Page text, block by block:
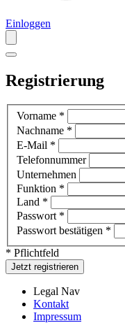
Einloggen
Registrierung
Vorname *
Nachname *
E-Mail *
Telefonnummer
Unternehmen
Funktion *
Land *
Passwort *
Passwort bestätigen *
* Pflichtfeld
Jetzt registrieren
Legal Nav
Kontakt
Impressum